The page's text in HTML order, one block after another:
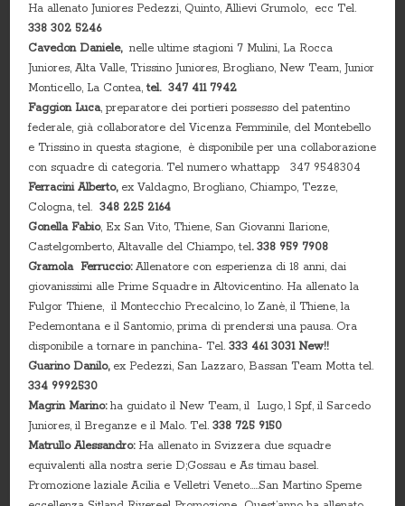
Ha allenato Juniores Pedezzi, Quinto, Allievi Grumolo, ecc Tel.
338 302 5246
Cavedon Daniele,nelle ultime stagioni 7 Mulini, La Rocca
Juniores, Alta Valle, Trissino Juniores, Brogliano, New Team, Junior
Monticello, La Contea, tel. 347 411 7942
Faggion Luca, preparatore dei portieri possesso del patentino
federale, già collaboratore del Vicenza Femminile, del Montebello
e Trissino in questa stagione, è disponibile per una collaborazione
con squadre di categoria. Tel numero whattapp 347 9548304
Ferracini Alberto, ex Valdagno, Brogliano, Chiampo, Tezze,
Cologna, tel. 348 225 2164
Gonella Fabio, Ex San Vito, Thiene, San Giovanni Ilarione,
Castelgomberto, Altavalle del Chiampo, tel. 338 959 7908
Gramola Ferruccio:Allenatore con esperienza di 18 anni, dai
giovanissimi alle Prime Squadre in Altovicentino. Ha allenato la
Fulgor Thiene, il Montecchio Precalcino, lo Zanè, il Thiene, la
Pedemontana e il Santomio, prima di prendersi una pausa. Ora
disponibile a tornare in panchina- Tel. 333 461 3031 New!!
Guarino Danilo, ex Pedezzi, San Lazzaro, Bassan Team Motta tel.
334 9992530
Magrin Marino:ha guidato il New Team, il Lugo, l Spf, il Sarcedo
Juniores, il Breganze e il Malo. Tel.338 725 9150
Matrullo Alessandro: Ha allenato in Svizzera due squadre
equivalenti alla nostra serie D;Gossau e As timau basel.
Promozione laziale Acilia e Velletri Veneto…..San Martino Speme